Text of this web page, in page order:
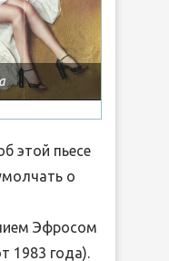
этой пьесе
о
Эфросом
1983 года).